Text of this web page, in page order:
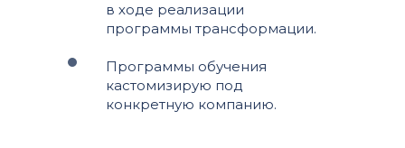
в ходе реализации
программы трансформации.
Программы обучения
кастомизирую под
конкретную компанию.